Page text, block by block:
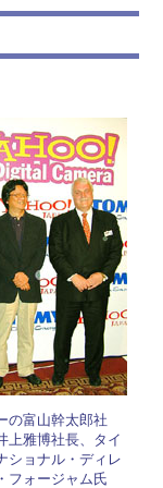
の富山幹太郎社
上雅博社長、タイ
ショナル・ディレ
フォージャム氏